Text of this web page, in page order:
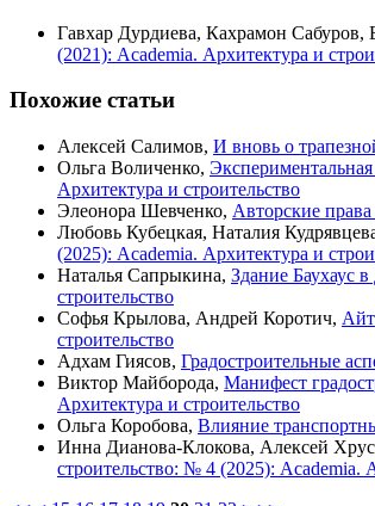
Гавхар Дурдиева, Кахрамон Сабуров,
(2021): Academia. Архитектура и
Похожие статьи
Алексей Салимов, И вновь о
Ольга Воличенко,
Архитектура и строительство
Элеонора Шевченко, Авторские права
Любовь Кубецкая, Наталия
(2025): Academia. Архитектура и
Наталья Сапрыкина, Здание Баухаус
строительство
Софья Крылова, Андрей Коротич,
строительство
Адхам Гиясов, Градостроительные
Виктор Майборода, Манифест
Архитектура и строительство
Ольга Коробова, Влияние
Инна Дианова-Клокова, Алексей
строительство: № 4 (2025): Academia.